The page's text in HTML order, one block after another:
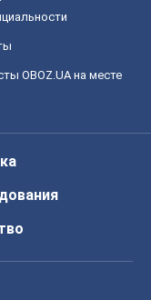
OBOZ.UA на месте